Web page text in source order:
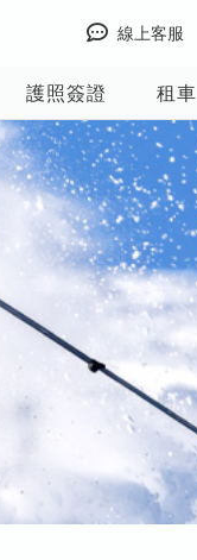
線上客服
護照簽證 租車